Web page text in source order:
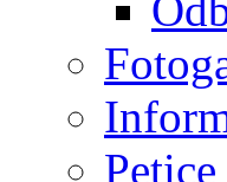
Petice